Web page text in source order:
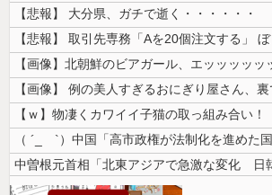
【悲報】 大分県、ガチで逝く・・・・・・
【ｗ】物凄くカワイイ子猫の取っ組み合い！
中曽根元首相「北東アジアで急激な変化 日